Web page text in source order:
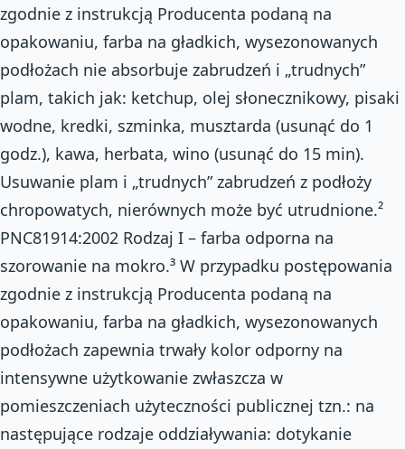
zgodnie z instrukcją Producenta podaną na
opakowaniu, farba na gładkich, wysezonowanych
podłożach nie absorbuje zabrudzeń i „trudnych”
plam, takich jak:­ ketchup, olej słonecznikowy, pisaki
wodne, kredki, szminka, musztarda (usunąć do 1
godz.), kawa, herbata, wino (usunąć do 15 min).
Usuwanie plam i „trudnych” zabrudzeń z podłoży
chropowatych, nierównych może być utrudnione.²
PN­C­81914:2002 Rodzaj I – farba odporna na
szorowanie na mokro.³ W przypadku postępowania
zgodnie z instrukcją Producenta podaną na
opakowaniu, farba na gładkich, wysezonowanych
podłożach zapewnia trwały kolor odporny na
intensywne użytkowanie zwłaszcza w
pomieszczeniach użyteczności publicznej tzn.: na
następujące rodzaje oddziaływania: dotykanie